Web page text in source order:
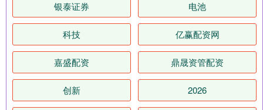
银泰证券 电池
科技 亿赢配资网
嘉盛配资 鼎晟资管配资
创新 2026